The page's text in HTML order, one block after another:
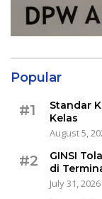
Popular
#1
Standar
Kelas
August 5,
#2
GINSI
di
July 31, 2026